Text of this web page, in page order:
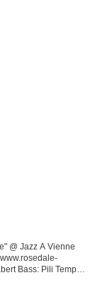
@ Jazz A Vienne
Bass: Pili Tempo